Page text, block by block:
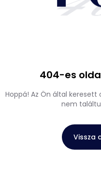
404-es
Hoppá! Az Ön által keresett
nem
Vissza